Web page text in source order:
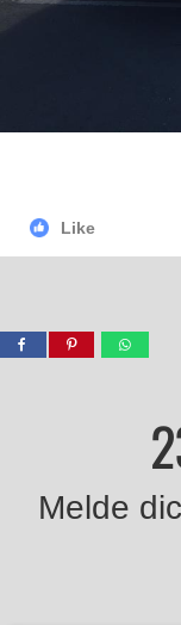
Like
Melde